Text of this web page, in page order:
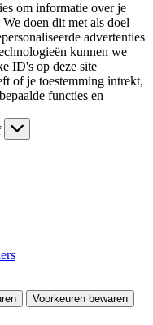
om informatie over je
doen dit met als doel
advertenties
kunnen we
ID's op deze site
of je toestemming intrekt,
functies en
Voorkeuren bewaren